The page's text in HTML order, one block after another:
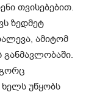
თვისებებით.
ზედმეტ
ამიტომ
უწყობს